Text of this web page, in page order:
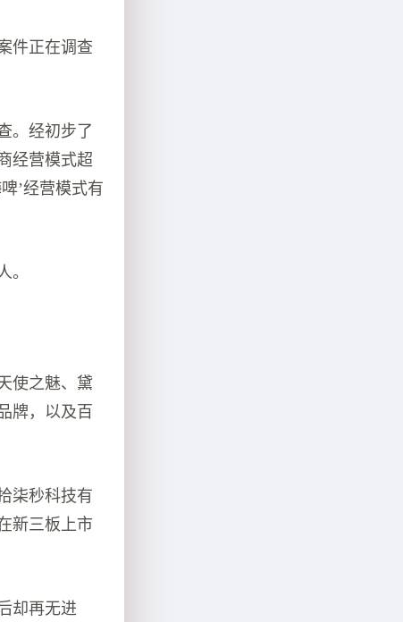
件正在调查
。经初步了
经营模式超
’经营模式有
。
使之魅、黛
牌，以及百
柒秒科技有
新三板上市
却再无进